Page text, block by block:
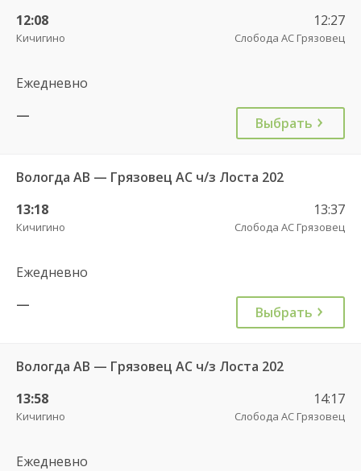
12:08
Кичигино
12:27
Слобода АС Грязовец
Ежедневно
—
Выбрать
Вологда АВ — Грязовец АС ч/з Лоста 202
13:18
Кичигино
13:37
Слобода АС Грязовец
Ежедневно
—
Выбрать
Вологда АВ — Грязовец АС ч/з Лоста 202
13:58
Кичигино
14:17
Слобода АС Грязовец
Ежедневно